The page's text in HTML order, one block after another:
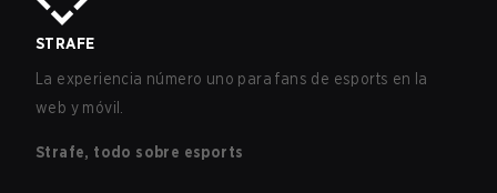
STRAFE
La experiencia número uno para fans de esports en la
web y móvil.
Strafe, todo sobre esports